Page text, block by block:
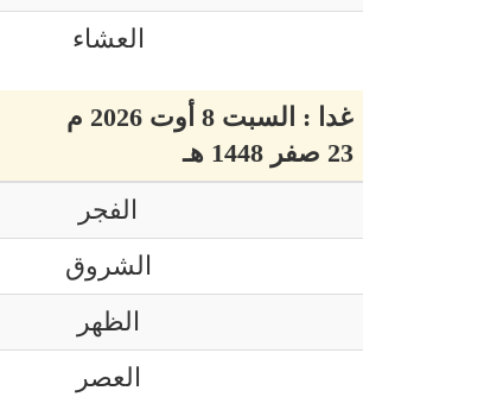
العشاء
غدا : السبت 8 أوت 2026 م
23 صفر 1448 هـ
الفجر
الشروق
الظهر
العصر